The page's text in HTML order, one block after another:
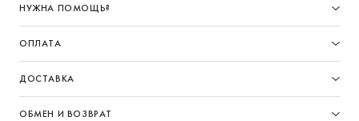
НУЖНА ПОМОЩЬ?
ОПЛАТА
ДОСТАВКА
ОБМЕН И ВОЗВРАТ